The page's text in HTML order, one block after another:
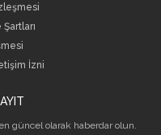
İzni
güncel olarak haberdar olun.